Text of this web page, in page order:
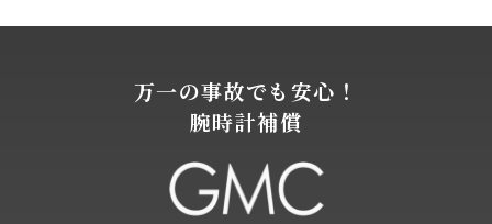
万一の事故でも安心！
腕時計補償